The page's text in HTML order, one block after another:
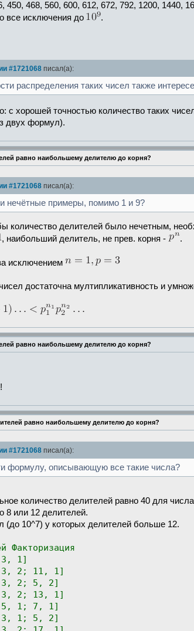
450, 468, 560, 600, 612, 672, 792, 1200, 1440,
все исключения до
.
#1721068 писал(а):
распределения таких чисел также
с хорошей точностью количество таких
двух формул).
равно наибольшему делителю до корня?
#1721068 писал(а):
нечётные примеры, помимо 1 и 9?
количество делителей было нечетным,
, наибольший делитель, не прев. корня - .
исключением
достаточна мултипликативность и
равно наибольшему делителю до корня?
равно наибольшему делителю до корня?
#1721068 писал(а):
формулу, описывающую все такие числа?
количество делителей равно 40 для
8 или 12 делителей.
(до 10^7) у которых делителей больше 12.
Факторизация
1]
2; 11, 1]
3, 2; 5, 2]
2; 13, 1]
5, 1; 7, 1]
3, 1; 5, 2]